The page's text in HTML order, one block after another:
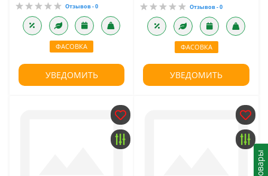
Отзывов - 0
ФАСОВКА
УВЕДОМИТЬ
Отзывов - 0
ФАСОВКА
УВЕДОМИТЬ